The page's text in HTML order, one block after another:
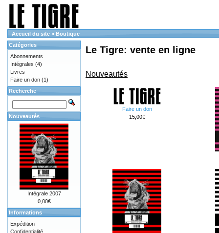
Accueil du site » Boutique
Le Tigre: vente en ligne
Nouveautés
Faire un don
15,00€
Catégories
Abonnements
Intégrales (4)
Livres
Faire un don (1)
Recherche
Nouveautés
Intégrale 2007
0,00€
Informations
Expédition
Confidentialité